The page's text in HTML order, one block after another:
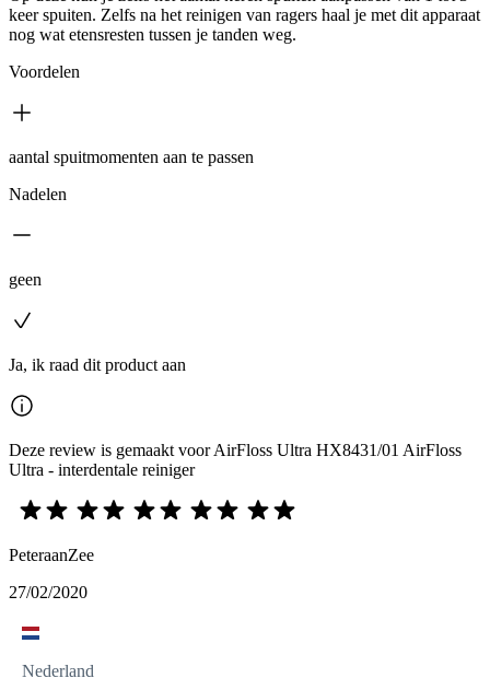
keer spuiten. Zelfs na het reinigen van ragers haal je met dit apparaat
nog wat etensresten tussen je tanden weg.
Voordelen
aantal spuitmomenten aan te passen
Nadelen
geen
Ja, ik raad dit product aan
Deze review is gemaakt voor AirFloss Ultra HX8431/01 AirFloss
Ultra - interdentale reiniger
PeteraanZee
27/02/2020
Nederland